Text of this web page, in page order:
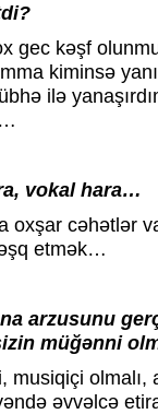
gec kəşf
kiminsə
ilə
vokal hara…
oxşar cəhətlər
etmək…
arzusunu
müğənni
olmalı,
əvvəlcə